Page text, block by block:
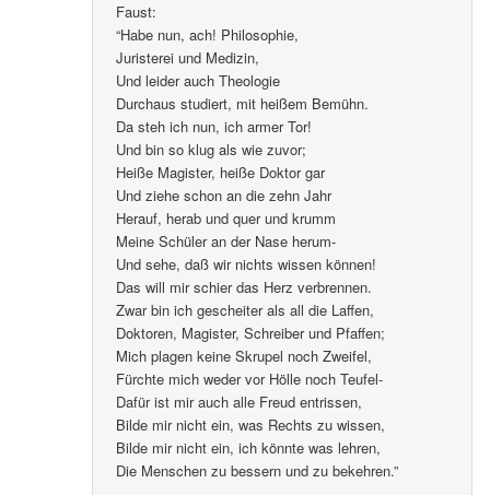
Faust:
“Habe nun, ach! Philosophie,
Juristerei und Medizin,
Und leider auch Theologie
Durchaus studiert, mit heißem Bemühn.
Da steh ich nun, ich armer Tor!
Und bin so klug als wie zuvor;
Heiße Magister, heiße Doktor gar
Und ziehe schon an die zehn Jahr
Herauf, herab und quer und krumm
Meine Schüler an der Nase herum-
Und sehe, daß wir nichts wissen können!
Das will mir schier das Herz verbrennen.
Zwar bin ich gescheiter als all die Laffen,
Doktoren, Magister, Schreiber und Pfaffen;
Mich plagen keine Skrupel noch Zweifel,
Fürchte mich weder vor Hölle noch Teufel-
Dafür ist mir auch alle Freud entrissen,
Bilde mir nicht ein, was Rechts zu wissen,
Bilde mir nicht ein, ich könnte was lehren,
Die Menschen zu bessern und zu bekehren.”